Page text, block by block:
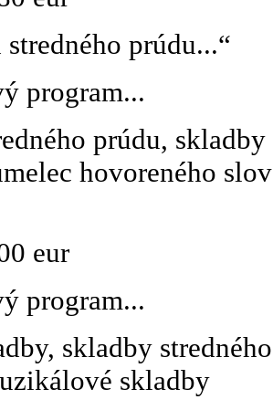
prúdu...“
program...
prúdu,
hovoreného
eur
program...
skladby
skladby